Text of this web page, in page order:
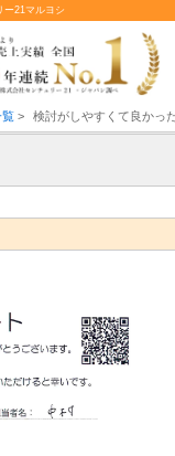
ー21マルヨシ
覧> 検討がしやすくて良かっ